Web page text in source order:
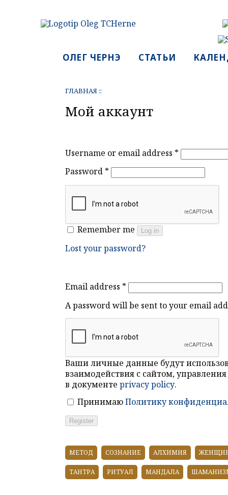
ОЛЕГ ЧЕРНЭ СТАТЬИ
ГЛАВНАЯ::
Мой аккаунт
Username or email address *
Password *
Remember me Log in
Lost your password?
Email address *
A password will be sent to your email
Ваши личные данные будут
взаимодействия с сайтом,
в документе privacy policy.
ПринимаюПолитику
Register
МЕТОД СОЗНАНИЕ АЛХИМИЯ
ТАНТРА РИТУАЛ МАНДАЛА